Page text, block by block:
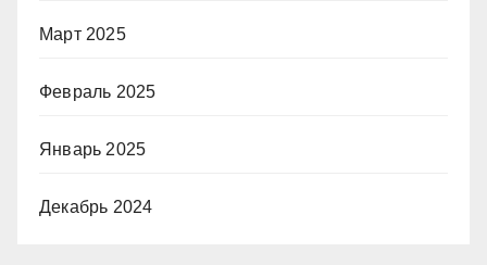
Март 2025
Февраль 2025
Январь 2025
Декабрь 2024